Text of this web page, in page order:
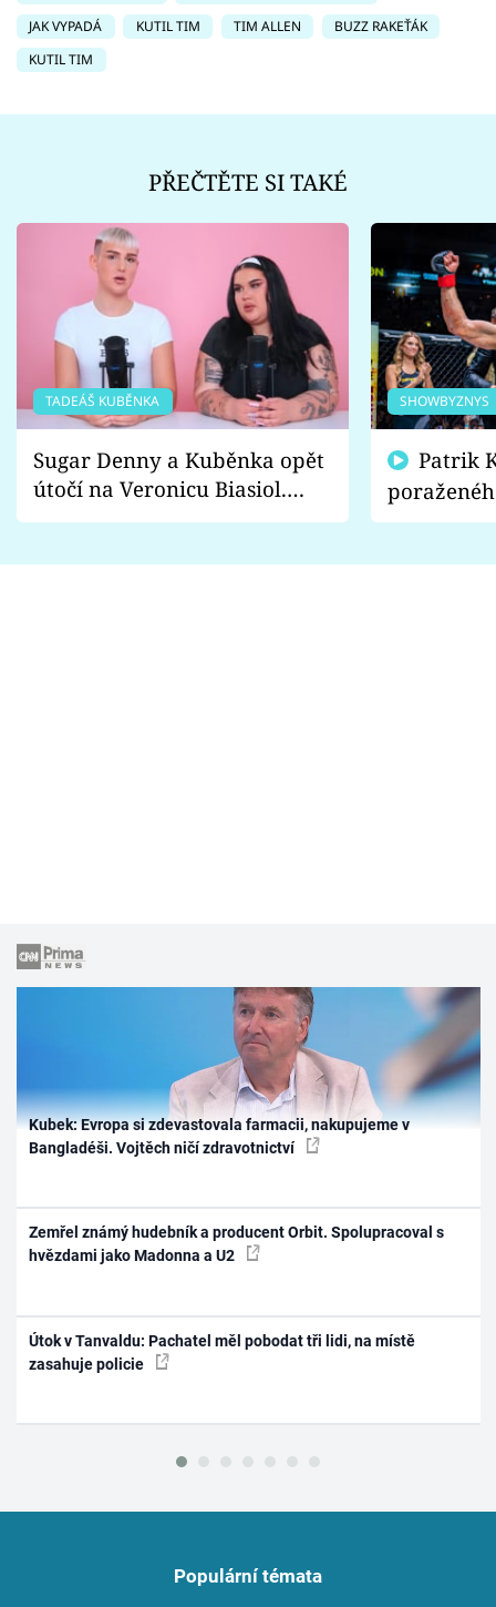
JAK VYPADÁ
KUTIL TIM TIM ALLEN
BUZZ RAKEŤÁK
KUTIL TIM
PŘEČTĚTE SI TAKÉ
TADEÁŠ KUBĚNKA
Sugar Denny a Kuběnka opět
útočí na Veronicu Biasiol.
Proč je podle nich falešná a
SHOWBYZNYS
fanoušci
Kubek: Evropa si zdevastovala farmacii, nakupujeme v
Bangladéši. Vojtěch ničí zdravotnictví
Zemřel známý hudebník a producent Orbit. Spolupracoval s
hvězdami jako Madonna a U2
Útok v Tanvaldu: Pachatel měl pobodat tři lidi, na místě
zasahuje policie
Populární témata